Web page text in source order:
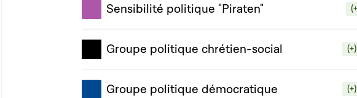
Sensibilité politique "Piraten"
Groupe politique chrétien-social
Groupe politique démocratique